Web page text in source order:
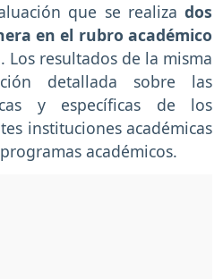
que se realiza dos
en el rubro académico
Los resultados de la misma
detallada sobre las
y específicas de los
instituciones académicas
académicos.